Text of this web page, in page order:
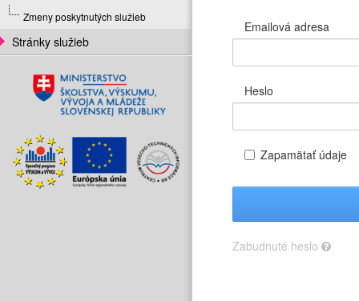
Zmeny poskytnutých služieb
Stránky služieb
Emailová adresa
Heslo
Zapamätať údaje
Zabudnuté heslo